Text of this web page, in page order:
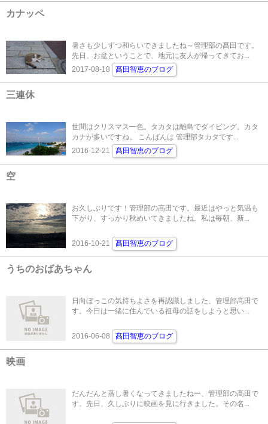
カナッペ
暑さも少しずつ和らいできましたね～管理部の髙田です。
先日、お盆ということで、地元に友人が帰ってきてお...
2017-08-18
髙田智恵のブログ
三連休
世間はクリスマス一色。タカタは離島でダイビング。カタ
カナが多いですね。 こんばんは 管理部タカタです...
2016-12-21
髙田智恵のブログ
空
お久しぶりです！管理部の髙田です。最近はやっと気温も
下がり、すっかり秋めいてきましたね。私は毎朝、新...
2016-10-21 髙田智恵のブログ
うちのおばあちゃん
日向ぼっこの気持ちよさを再認識しました、管理部髙田で
す。今日は一緒に住んでいる祖母の話をしようと思い...
2016-06-08 髙田智恵のブログ
映画
だんだんと蒸し暑くなってきましたねー、管理部の髙田で
す。先日、久しぶりに映画を見に行きました。その名...